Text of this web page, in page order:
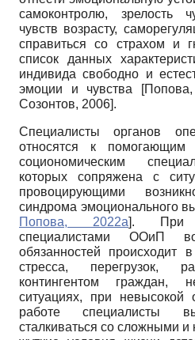
самоконтролю, зрелость
чувств возрасту,
справиться со страхом и
список данных
индивида свободно и
эмоции и чувства
[
Созонтов, 2006].
Специалисты органов
относятся к
социономическим
которых сопряжена с
провоцирующими
синдрома эмоционального
Попова, 2022а]. При
специалистами ООиП
обязанностей происходит
стресса, перегрузок,
контингентом граждан,
ситуациях, при невысокой
работе специалисты
сталкиваться со сложными и